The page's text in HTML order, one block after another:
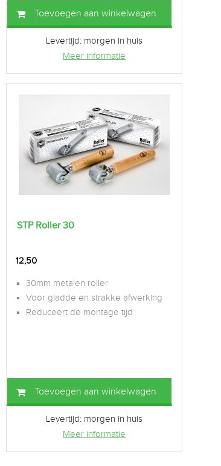
Toevoegen aan winkelwagen
Levertijd: morgen in huis
Meer informatie
STP Roller 30
12,50
30mm metalen roller
Voor gladde en strakke afwerking
Reduceert de montage tijd
Toevoegen aan winkelwagen
Levertijd: morgen in huis
Meer informatie